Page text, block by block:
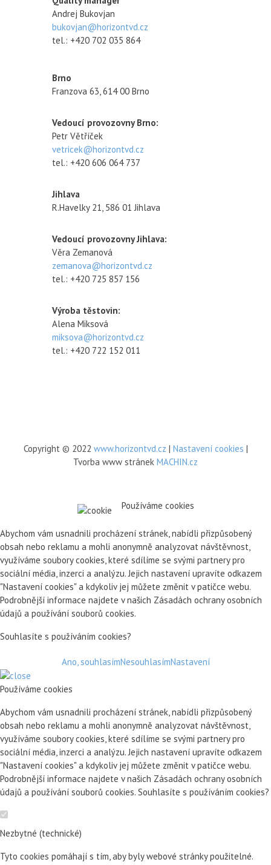
Andrej Bukovjan
bukovjan@horizontvd.cz
tel.: +420 702 035 864
Brno
Franzova 63, 614 00 Brno
Vedoucí provozovny Brno:
Petr Větříček
vetricek@horizontvd.cz
tel.: +420 606 064 737
Jihlava
R.Havelky 21, 586 01 Jihlava
Vedoucí provozovny Jihlava:
Věra Zemanová
zemanova@horizontvd.cz
tel.: +420 725 857 156
Výroba těstovin:
Alena Miksová
miksova@horizontvd.cz
tel.: +420 722 152 011
Copyright © 2022 www.horizontvd.cz | Nastavení cookies |
Tvorba www stránek MACHIN.cz
Používáme cookies
Abychom vám usnadnili procházení stránek, nabídli přizpůsobený
obsah nebo reklamu a mohli anonymně analyzovat návštěvnost,
využíváme soubory cookies, které sdílíme se svými partnery pro
sociální média, inzerci a analýzu. Jejich nastavení upravíte odkazem
"Nastavení cookies" a kdykoliv jej můžete změnit v patičce webu.
Podrobnější informace najdete v našich Zásadách ochrany osobních
údajů a používání souborů cookies.
Souhlasíte s používáním cookies?
Ano, souhlasímNesouhlasímNastavení
Používáme cookies
Abychom vám usnadnili procházení stránek, nabídli přizpůsobený
obsah nebo reklamu a mohli anonymně analyzovat návštěvnost,
využíváme soubory cookies, které sdílíme se svými partnery pro
sociální média, inzerci a analýzu. Jejich nastavení upravíte odkazem
"Nastavení cookies" a kdykoliv jej můžete změnit v patičce webu.
Podrobnější informace najdete v našich Zásadách ochrany osobních
údajů a používání souborů cookies. Souhlasíte s používáním cookies?
Nezbytné (technické)
Tyto cookies pomáhají s tím, aby byly webové stránky použitelné.